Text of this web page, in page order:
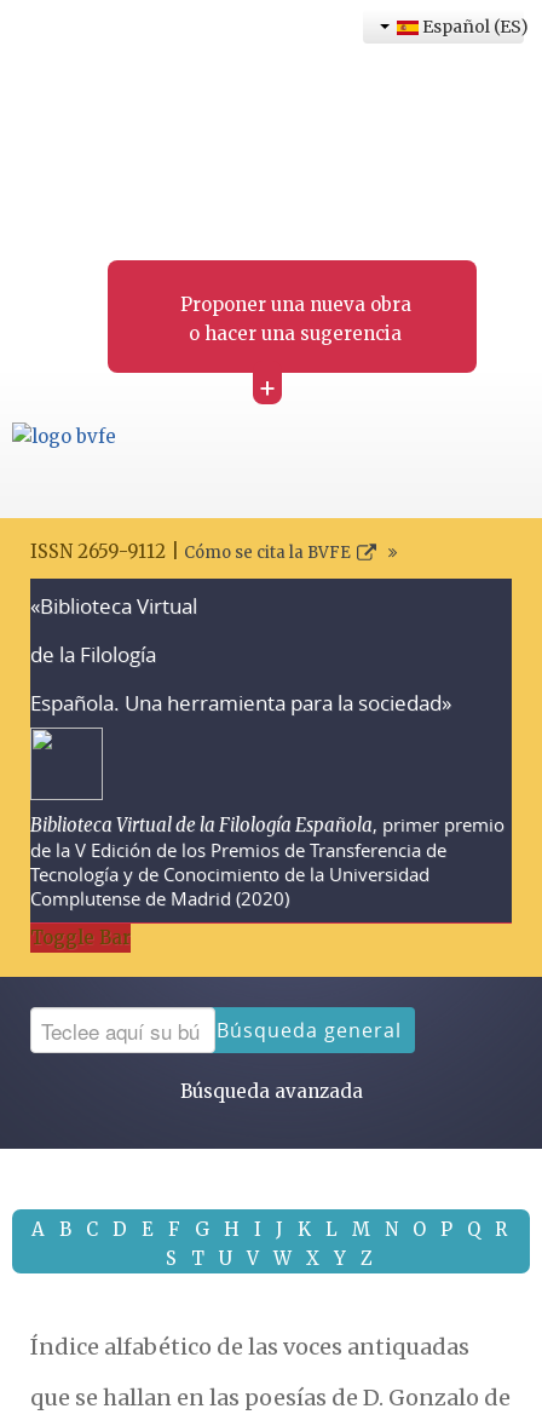
Proponer una nueva obra
o hacer una sugerencia
+
Español (ES)
ISSN 2659-9112 | Cómo se cita la BVFE
«Biblioteca Virtual
de la Filología
Española. Una herramienta para la sociedad»
Biblioteca Virtual de la Filología Española, primer premio
de la V Edición de los Premios de Transferencia de
Tecnología y de Conocimiento de la Universidad
Complutense de Madrid (2020)
Toggle Bar
Búsqueda general
Búsqueda avanzada
A B C D E F G H I J K L M N O P Q
R
S
T U V W X Y Z
Índice alfabético de las voces antiquadas
que se hallan en las poesías de D. Gonzalo de